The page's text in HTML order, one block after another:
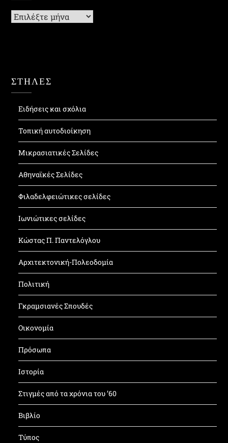
Ιστορικό
ΣΤΗΛΕΣ
Ειδήσεις και σχόλια
Τοπική αυτοδιοίκηση
Μικρασιατικές Σελίδες
Αθηναϊκές Σελίδες
Φιλαδελφειώτικες σελίδες
Ιωνιώτικες σελίδες
Κώστας Π. Παντελόγλου
Αρχιτεκτονική-Πολεοδομία
Πολιτική
Γκραμσιανές Σπουδές
Οικονομία
Πρόσωπα
Ιστορία
Στιγμές από τα χρόνια του ’60
Βιβλίο
Τύπος